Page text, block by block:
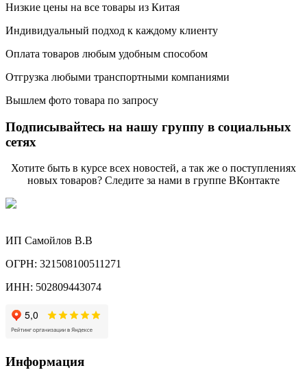
Низкие цены на все товары из Китая
Индивидуальный подход к каждому клиенту
Оплата товаров любым удобным способом
Отгрузка любыми транспортными компаниями
Вышлем фото товара по запросу
Подписывайтесь на нашу группу в социальных
сетях
Хотите быть в курсе всех новостей, а так же о поступлениях
новых товаров? Следите за нами в группе ВКонтакте
ИП Самойлов В.В
ОГРН: 321508100511271
ИНН: 502809443074
Информация